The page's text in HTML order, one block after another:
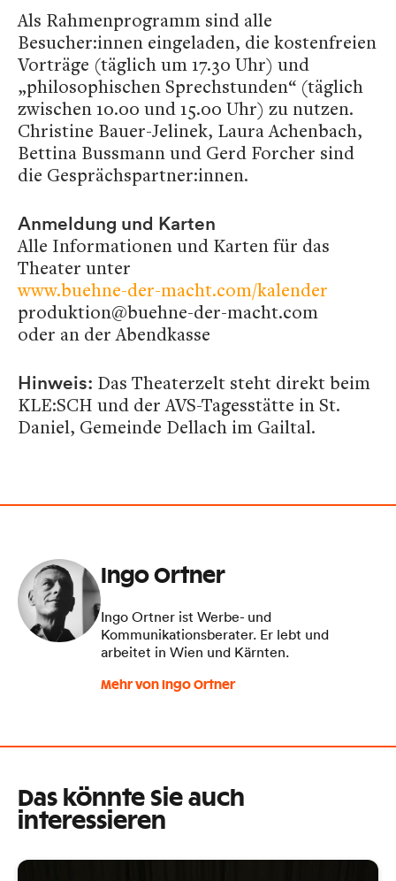
Als Rahmenprogramm sind alle
Besucher:innen eingeladen, die kostenfreien
Vorträge (täglich um 17.30 Uhr) und
„philosophischen Sprechstunden“ (täglich
zwischen 10.00 und 15.00 Uhr) zu nutzen.
Christine Bauer-Jelinek, Laura Achenbach,
Bettina Bussmann und Gerd Forcher sind
die Gesprächspartner:innen.
Anmeldung und Karten
Alle Informationen und Karten für das
Theater unter
www.buehne-der-macht.com/kalender
produktion@buehne-der-macht.com
oder an der Abendkasse
Hinweis: Das Theaterzelt steht direkt beim
KLE:SCH und der AVS-Tagesstätte in St.
Daniel, Gemeinde Dellach im Gailtal.
Ingo Ortner
Ingo Ortner ist Werbe- und
Kommunikationsberater. Er lebt und
arbeitet in Wien und Kärnten.
Mehr von Ingo Ortner
Das könnte Sie auch
interessieren